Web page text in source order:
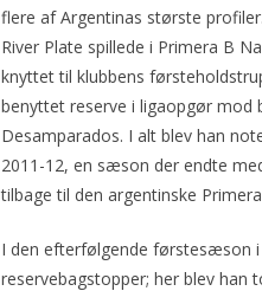
flere af Argentinas største
River Plate spillede i Primera B
knyttet til klubbens
benyttet reserve i ligaopgør mod
Desamparados. I alt blev han
2011-12, en sæson der endte
tilbage til den argentinske
I den efterfølgende førstesæson
reservebagstopper; her blev han